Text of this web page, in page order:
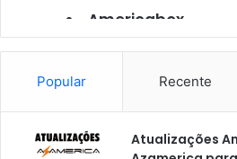
Americabox
Americabox S101
Americabox S105
Americabox S105
Americabox S205
Popular Recente
Atualizações